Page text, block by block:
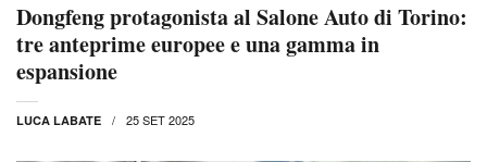
Dongfeng protagonista al Salone Auto di Torino:
tre anteprime europee e una gamma in
espansione
LUCA LABATE 25 SET 2025